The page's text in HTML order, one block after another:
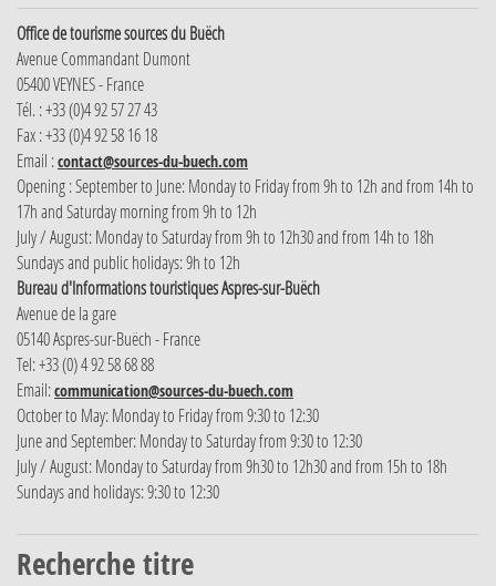
Office de tourisme sources du Buëch
Avenue Commandant Dumont
05400 VEYNES - France
Tél. : +33 (0)4 92 57 27 43
Fax : +33 (0)4 92 58 16 18
Email :contact@sources-du-buech.com
Opening : September to June: Monday to Friday from 9h to 12h and from 14h to
17h and Saturday morning from 9h to 12h
July / August: Monday to Saturday from 9h to 12h30 and from 14h to 18h
Sundays and public holidays: 9h to 12h
Bureau d'Informations touristiques Aspres-sur-Buëch
Avenue de la gare
05140 Aspres-sur-Buëch - France
Tel: +33 (0) 4 92 58 68 88
Email:communication@sources-du-buech.com
October to May: Monday to Friday from 9:30 to 12:30
June and September: Monday to Saturday from 9:30 to 12:30
July / August: Monday to Saturday from 9h30 to 12h30 and from 15h to 18h
Sundays and holidays: 9:30 to 12:30
Recherche titre